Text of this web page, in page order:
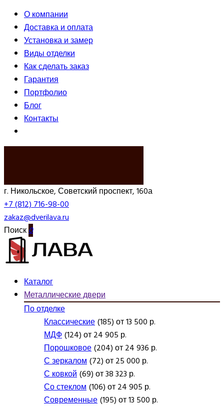
О компании
Доставка и оплата
Установка и замер
Виды отделки
Как сделать заказ
Гарантия
Портфолио
Блог
Контакты
г. Никольское, Советский проспект, 160а
+7 (812) 716-98-00
zakaz@dverilava.ru
Поиск0
Каталог
Металлические двери
По отделке
Классические(185) от 13 500 р.
МДФ(124) от 24 905 р.
Порошковое(204) от 24 936 р.
С зеркалом(72) от 25 000 р.
С ковкой(69) от 38 323 р.
Со стеклом(106) от 24 905 р.
Современные(195) от 13 500 р.